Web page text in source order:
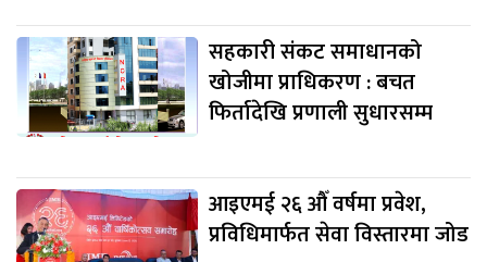
सहकारी संकट समाधानको
खोजीमा प्राधिकरण : बचत
फिर्तादेखि प्रणाली सुधारसम्म
आइएमई २६ औँ वर्षमा प्रवेश,
प्रविधिमार्फत सेवा विस्तारमा जोड